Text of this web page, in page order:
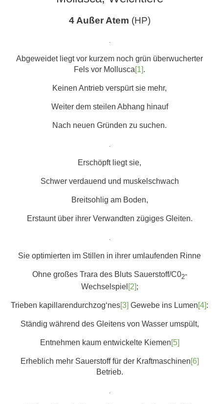
4 Außer Atem (HP)
Abgeweidet liegt vor kurzem noch grün überwucherter
Fels vor Mollusca[1].
Keinen Antrieb verspürt sie mehr,
Weiter dem steilen Abhang hinauf
Nach neuen Gründen zu suchen.
Erschöpft liegt sie,
Schwer verdauend und muskelschwach
Breitsohlig am Boden,
Erstaunt über ihrer Verwandten zügiges Gleiten.
Sie optimierten im Stillen in ihrer umlaufenden Rinne
Ohne großes Trara des Bluts Sauerstoff/C02-
Wechselspiel [2];
Trieben kapillarendurchzog‘nes[3] Gewebe ins Lumen[4]:
Ständig während des Gleitens von Wasser umspült,
Entnehmen kaum entwickelte Kiemen[5]
Erheblich mehr Sauerstoff für der Kraftmaschinen[6]
Betrieb.